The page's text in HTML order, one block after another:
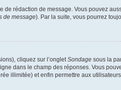
de rédaction de message. Vous pouvez
de message). Par la suite, vous pourrez
cliquez sur l’ongletSondage sous la
dans le champ des réponses. Vous
illimitée) et enfin permettre aux